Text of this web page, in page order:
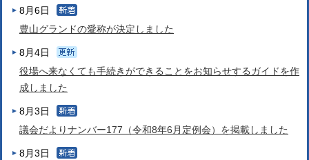
8月6日
豊山グランドの愛称が決定しました
8月4日
役場へ来なくても手続きができることをお知らせするガイドを作
成しました
8月3日
議会だよりナンバー177（令和8年6月定例会）を掲載しました
8月3日